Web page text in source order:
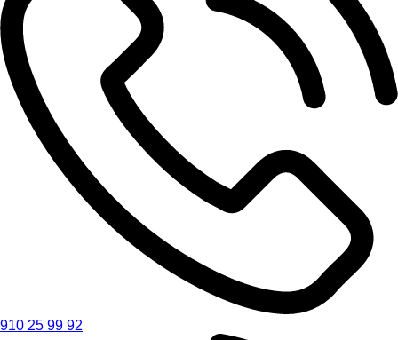
910 25 99 92